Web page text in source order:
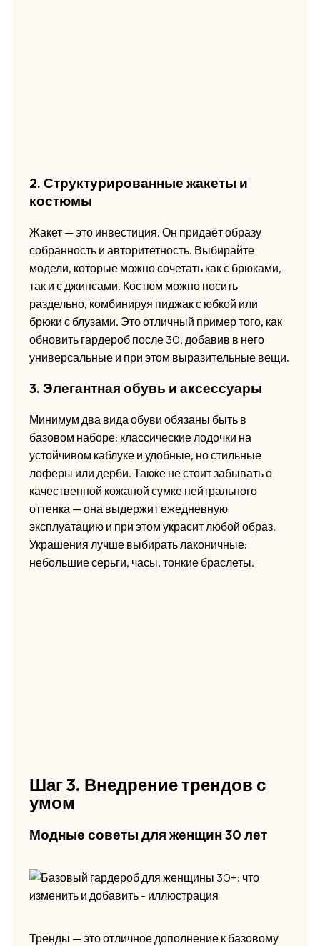
2. Структурированные жакеты и
костюмы
Жакет — это инвестиция. Он придаёт образу
собранность и авторитетность. Выбирайте
модели, которые можно сочетать как с брюками,
так и с джинсами. Костюм можно носить
раздельно, комбинируя пиджак с юбкой или
брюки с блузами. Это отличный пример того, как
обновить гардероб после 30, добавив в него
универсальные и при этом выразительные вещи.
3. Элегантная обувь и аксессуары
Минимум два вида обуви обязаны быть в
базовом наборе: классические лодочки на
устойчивом каблуке и удобные, но стильные
лоферы или дерби. Также не стоит забывать о
качественной кожаной сумке нейтрального
оттенка — она выдержит ежедневную
эксплуатацию и при этом украсит любой образ.
Украшения лучше выбирать лаконичные:
небольшие серьги, часы, тонкие браслеты.
Шаг 3. Внедрение трендов с
умом
Модные советы для женщин 30 лет
Тренды — это отличное дополнение к базовому